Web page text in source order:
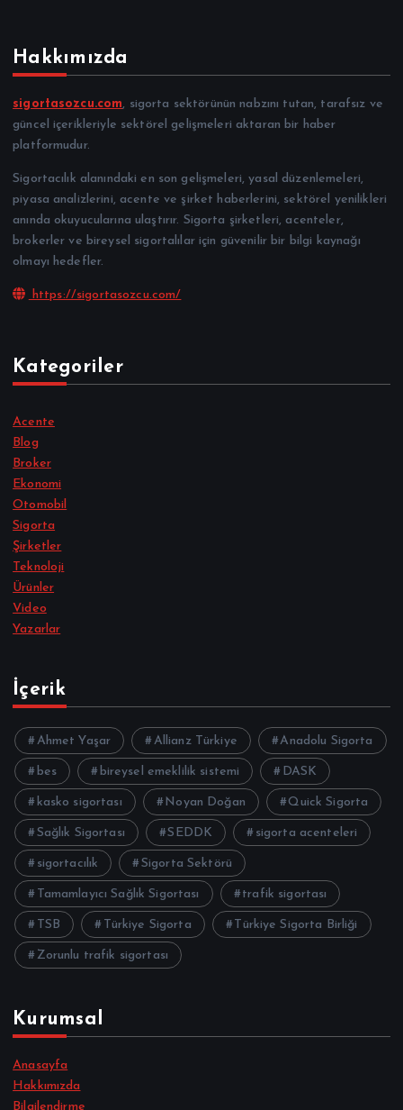
Hakkımızda
sigortasozcu.com, sigorta sektörünün nabzını tutan, tarafsız ve
güncel içerikleriyle sektörel gelişmeleri aktaran bir haber
platformudur.
Sigortacılık alanındaki en son gelişmeleri, yasal düzenlemeleri,
piyasa analizlerini, acente ve şirket haberlerini, sektörel yenilikleri
anında okuyucularına ulaştırır. Sigorta şirketleri, acenteler,
brokerler ve bireysel sigortalılar için güvenilir bir bilgi kaynağı
olmayı hedefler.
https://sigortasozcu.com/
Kategoriler
Acente
Blog
Broker
Ekonomi
Otomobil
Sigorta
Şirketler
Teknoloji
Ürünler
Video
Yazarlar
İçerik
Ahmet Yaşar Allianz Türkiye Anadolu Sigorta
bes bireysel emeklilik sistemi DASK
kasko sigortası Noyan Doğan Quick Sigorta
Sağlık Sigortası SEDDK sigorta acenteleri
sigortacılık Sigorta Sektörü
Tamamlayıcı Sağlık Sigortası trafik sigortası
TSB Türkiye Sigorta Türkiye Sigorta Birliği
Zorunlu trafik sigortası
Kurumsal
Anasayfa
Hakkımızda
Bilgilendirme